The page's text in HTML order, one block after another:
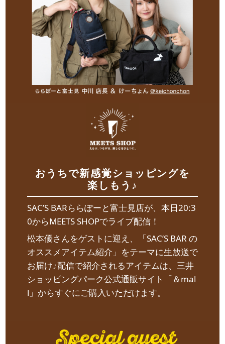
おうちで新感覚ショッピングを
楽しもう♪
SAC’S BARららぽーと富士見店が、本日20:3
0からMEETS SHOPでライブ配信！
松本優さんをゲストに迎え、「SAC’S BAR の
オススメアイテム紹介」をテーマに生放送で
お届け♪配信で紹介されるアイテムは、三井
ショッピングパーク公式通販サイト「＆mal
l」からすぐにご購入いただけます。